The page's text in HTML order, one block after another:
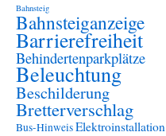
Bahnsteig
Bahnsteiganzeige
Barrierefreiheit
Behindertenparkplätze
Beleuchtung
Beschilderung
Bretterverschlag
Bus-HinweisElektroinstallation